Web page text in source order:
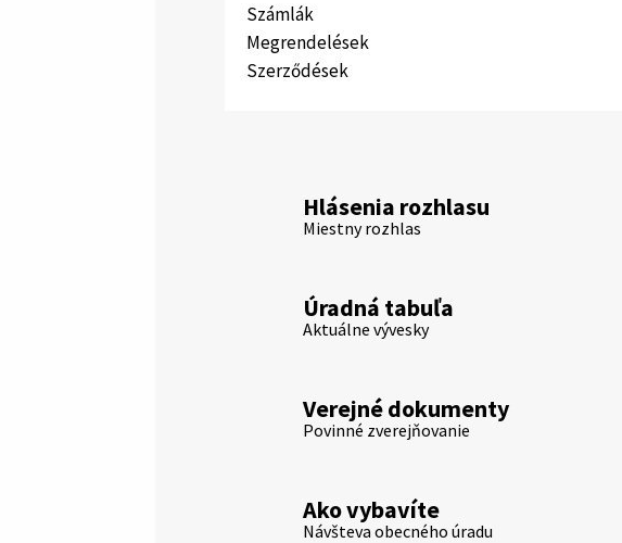
Számlák
Megrendelések
Szerződések
Hlásenia rozhlasu
Miestny rozhlas
Úradná tabuľa
Aktuálne vývesky
Verejné dokumenty
Povinné zverejňovanie
Ako vybavíte
Návšteva obecného úradu